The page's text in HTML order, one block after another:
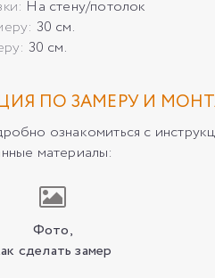
На стену/потолок
30 см.
30 см.
ПО ЗАМЕРУ И
ознакомиться с
материалы:
Фото,
сделать замер